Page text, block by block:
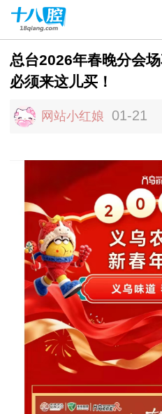
总台2026年春晚分会
必须来这儿买！
网站小红娘 01-21